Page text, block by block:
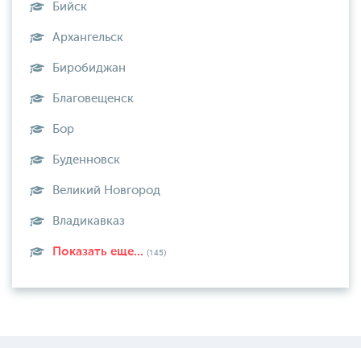
Бийск
Архангельск
Биробиджан
Благовещенск
Бор
Буденновск
Великий Новгород
Владикавказ
Показать еще... (145)